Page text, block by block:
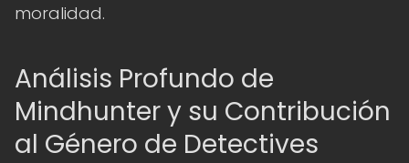
moralidad.
Análisis Profundo de
Mindhunter y su Contribución
al Género de Detectives